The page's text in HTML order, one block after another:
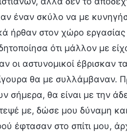
έναν σκύλο να με
ήρθαν στον χώρο
ότι μάλλον με
οι αστυνομικοί έβρισκαν
θα με
σήμερα, θα είναι με την
με, δώσε μου δύναμη
έφτασαν στο σπίτι μου,